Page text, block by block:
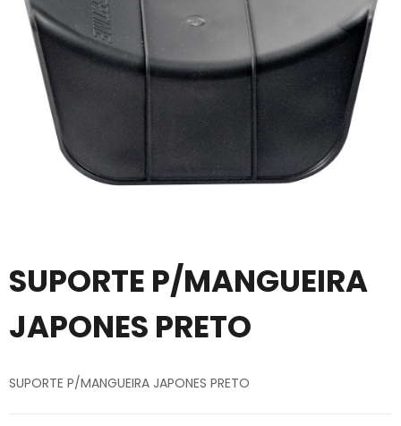
SUPORTE P/MANGUEIRA
JAPONES PRETO
SUPORTE P/MANGUEIRA JAPONES PRETO